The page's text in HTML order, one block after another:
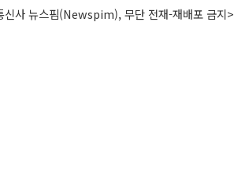
신사 뉴스핌(Newspim), 무단 전재-재배포 금지>